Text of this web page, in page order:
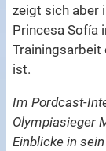
zeigt sich aber
Princesa Sofía
Trainingsarbeit
ist.
Im Pordcast-
Olympiasieger
Einblicke in